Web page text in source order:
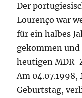
Der
Lourenço war
für ein halbes
gekommen und
heutigen MDR-
Am 04.07.1998,
Geburtstag,